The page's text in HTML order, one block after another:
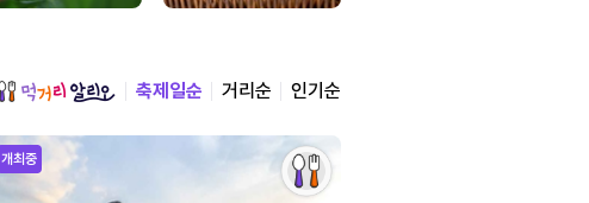
축제일순 거리순 인기순
개최중